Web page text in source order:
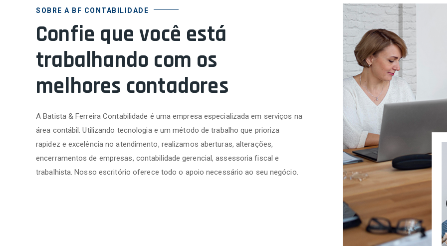
SOBRE A BF CONTABILIDADE
Confie que você está
trabalhando com os
melhores contadores
A Batista & Ferreira Contabilidade é uma empresa especializada em serviços na
área contábil. Utilizando tecnologia e um método de trabalho que prioriza
rapidez e excelência no atendimento, realizamos aberturas, alterações,
encerramentos de empresas, contabilidade gerencial, assessoria fiscal e
trabalhista. Nosso escritório oferece todo o apoio necessário ao seu negócio.